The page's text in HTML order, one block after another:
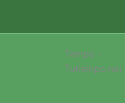
Tempo -
Tutiempo.net